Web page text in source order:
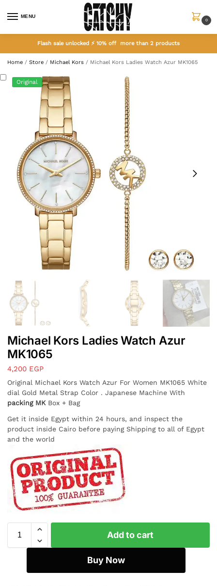
MENU
0
Flash sale unlocked ⚡ 10% off more than 2 products
Home / Store / Michael Kors / Michael Kors Ladies Watch Azur MK1065
Original
Michael Kors Ladies Watch Azur
MK1065
4,200 EGP
Original Michael Kors Watch Azur For Women MK1065 White
dial Gold Metal Strap Color . Japanese Machine With
packing MK Box + Bag
Get it inside Egypt within 24 hours, and inspect the
product inside Cairo before paying Shipping to all of Egypt
and the world
Add to cart
Buy Now